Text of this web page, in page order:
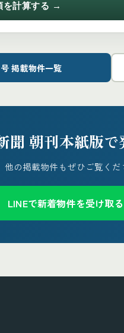
を計算する →
掲載物件一覧
聞 朝刊本紙版で
の掲載物件もぜひご覧くだ
LINEで新着物件を受け取る